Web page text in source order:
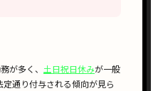
が多く、 土日祝日休みが一般
定通り付与される傾向が見ら